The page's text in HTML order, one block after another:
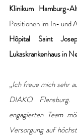
Klinikum Hamburg-
Hôpital Saint
Lukaskrankenhaus in
„Ich freue mich sehr
DIAKO Flensburg.
engagierten Team
Versorgung auf